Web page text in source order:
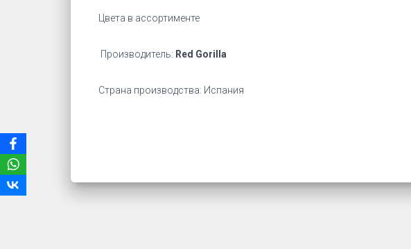
Цвета в ассортименте
Производитель: Red Gorilla
Страна производства: Испания